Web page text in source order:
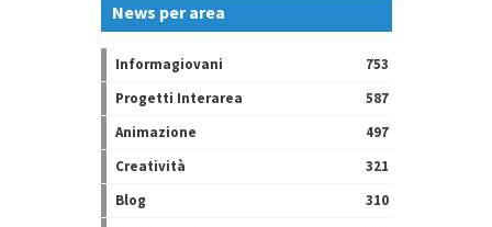
News per area
Informagiovani
753
Progetti Interarea
587
Animazione
497
Creatività
321
Blog
310